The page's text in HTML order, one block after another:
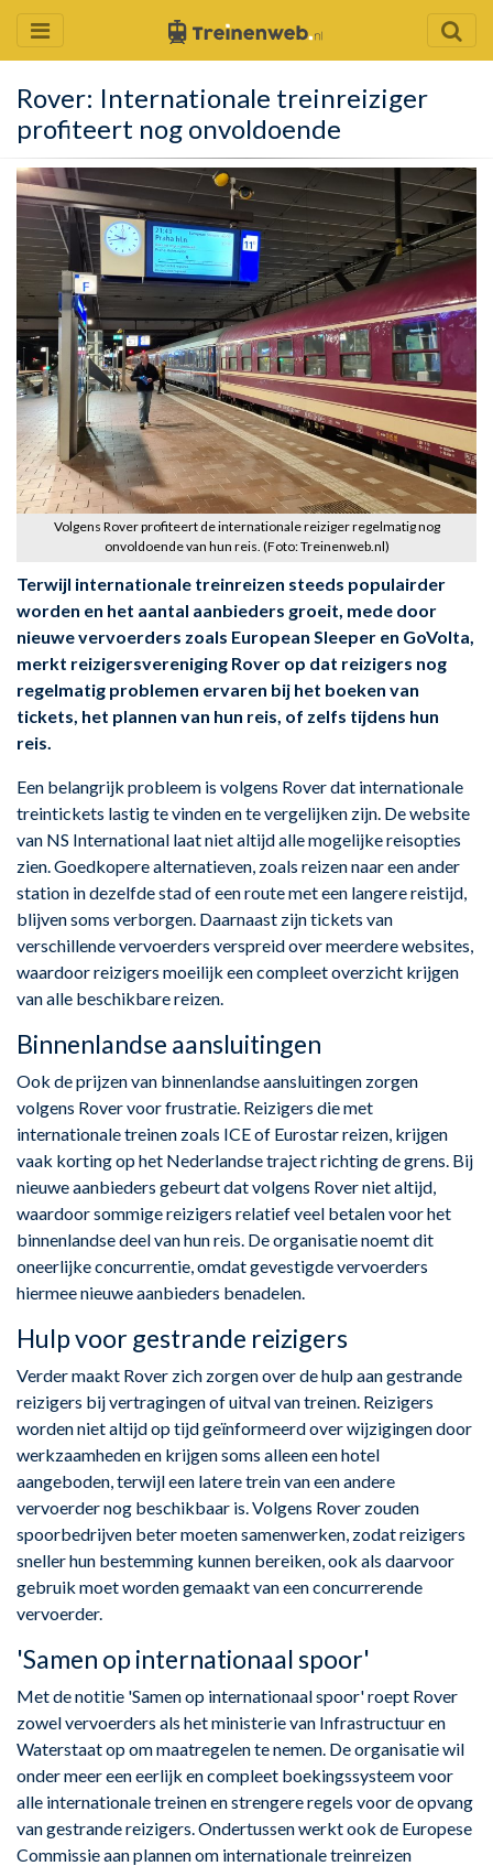
Rover: Internationale treinreiziger
profiteert nog onvoldoende
Volgens Rover profiteert de internationale reiziger regelmatig nog
onvoldoende van hun reis. (Foto: Treinenweb.nl)
Terwijl internationale treinreizen steeds populairder
worden en het aantal aanbieders groeit, mede door
nieuwe vervoerders zoals European Sleeper en GoVolta,
merkt reizigersvereniging Rover op dat reizigers nog
regelmatig problemen ervaren bij het boeken van
tickets, het plannen van hun reis, of zelfs tijdens hun
reis.
Een belangrijk probleem is volgens Rover dat internationale
treintickets lastig te vinden en te vergelijken zijn. De website
van NS International laat niet altijd alle mogelijke reisopties
zien. Goedkopere alternatieven, zoals reizen naar een ander
station in dezelfde stad of een route met een langere reistijd,
blijven soms verborgen. Daarnaast zijn tickets van
verschillende vervoerders verspreid over meerdere websites,
waardoor reizigers moeilijk een compleet overzicht krijgen
van alle beschikbare reizen.
Binnenlandse aansluitingen
Ook de prijzen van binnenlandse aansluitingen zorgen
volgens Rover voor frustratie. Reizigers die met
internationale treinen zoals ICE of Eurostar reizen, krijgen
vaak korting op het Nederlandse traject richting de grens. Bij
nieuwe aanbieders gebeurt dat volgens Rover niet altijd,
waardoor sommige reizigers relatief veel betalen voor het
binnenlandse deel van hun reis. De organisatie noemt dit
oneerlijke concurrentie, omdat gevestigde vervoerders
hiermee nieuwe aanbieders benadelen.
Hulp voor gestrande reizigers
Verder maakt Rover zich zorgen over de hulp aan gestrande
reizigers bij vertragingen of uitval van treinen. Reizigers
worden niet altijd op tijd geïnformeerd over wijzigingen door
werkzaamheden en krijgen soms alleen een hotel
aangeboden, terwijl een latere trein van een andere
vervoerder nog beschikbaar is. Volgens Rover zouden
spoorbedrijven beter moeten samenwerken, zodat reizigers
sneller hun bestemming kunnen bereiken, ook als daarvoor
gebruik moet worden gemaakt van een concurrerende
vervoerder.
'Samen op internationaal spoor'
Met de notitie 'Samen op internationaal spoor' roept Rover
zowel vervoerders als het ministerie van Infrastructuur en
Waterstaat op om maatregelen te nemen. De organisatie wil
onder meer een eerlijk en compleet boekingssysteem voor
alle internationale treinen en strengere regels voor de opvang
van gestrande reizigers. Ondertussen werkt ook de Europese
Commissie aan plannen om internationale treinreizen